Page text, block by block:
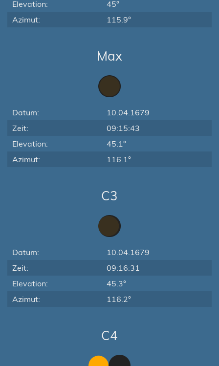
Elevation:
45°
Azimut:
115.9°
Max
Datum:
10.04.1679
Zeit:
09:15:43
Elevation:
45.1°
Azimut:
116.1°
C3
Datum:
10.04.1679
Zeit:
09:16:31
Elevation:
45.3°
Azimut:
116.2°
C4